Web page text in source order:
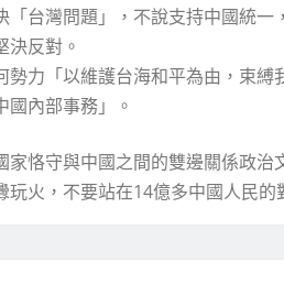
台灣問題」，不說支持中國統
決反對。
力「以維護台海和平為由，束
內部事務」。
恪守與中國之間的雙邊關係政
火，不要站在14億多中國人民的